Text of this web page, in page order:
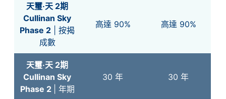
天璽‧天 2期
Cullinan Sky
Phase 2 | 按揭
成數
高達 90% 高達 90%
天璽‧天 2期
Cullinan Sky
Phase 2
| 年期
30 年 30 年